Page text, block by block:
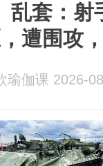
乱套：射
遭围攻
瑜伽课 2026-